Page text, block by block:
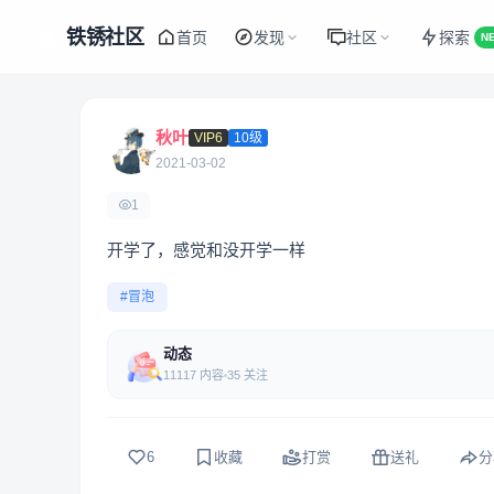
铁锈社区 首页 发现 社区 探索
秋叶 VIP6
10级
2021-03-02
1
开学了，感觉和没开学一样
#冒泡
动态
11117 内容 35 关注
6 收藏 打赏 送礼